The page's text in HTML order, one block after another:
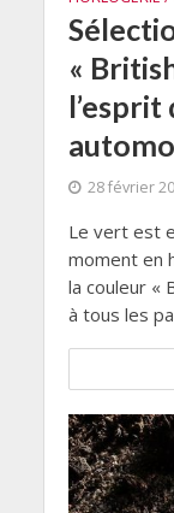
«
l’esprit
28 février
Le vert est
moment en
la couleur «
à tous les